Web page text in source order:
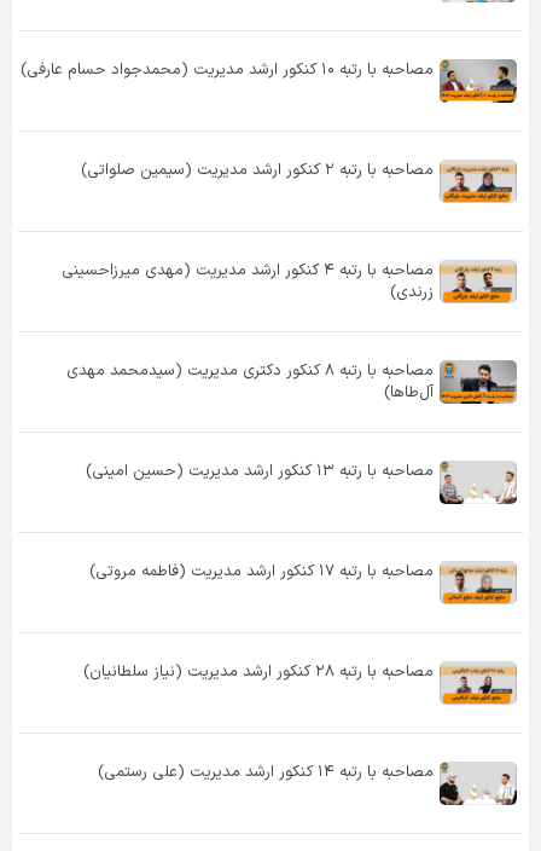
مصاحبه با رتبه ۱۰ کنکور ارشد مدیریت (محمدجواد حسام عارفی)
مصاحبه با رتبه ۲ کنکور ارشد مدیریت (سیمین صلواتی)
مصاحبه با رتبه ۴ کنکور ارشد مدیریت (مهدی میرزاحسینی
زرندی)
مصاحبه با رتبه ۸ کنکور دکتری مدیریت (سیدمحمد مهدی
آل‌طاها)
مصاحبه با رتبه ۱۳ کنکور ارشد مدیریت (حسین امینی)
مصاحبه با رتبه ۱۷ کنکور ارشد مدیریت (فاطمه مروتی)
مصاحبه با رتبه ۲۸ کنکور ارشد مدیریت (نیاز سلطانیان)
مصاحبه با رتبه ۱۴ کنکور ارشد مدیریت (علی رستمی)